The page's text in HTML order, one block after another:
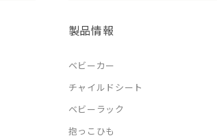
製品情報
ベビーカー
チャイルドシート
ベビーラック
抱っこひも